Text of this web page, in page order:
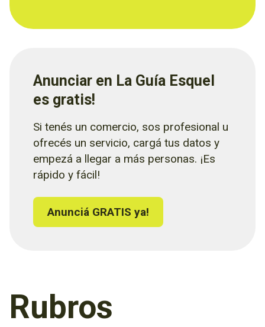
Anunciar en La Guía Esquel
es gratis!
Si tenés un comercio, sos profesional u
ofrecés un servicio, cargá tus datos y
empezá a llegar a más personas. ¡Es
rápido y fácil!
Anunciá GRATIS ya!
Rubros